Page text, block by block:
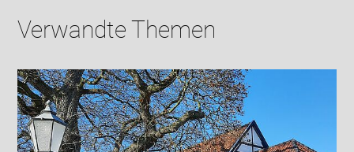
Verwandte Themen